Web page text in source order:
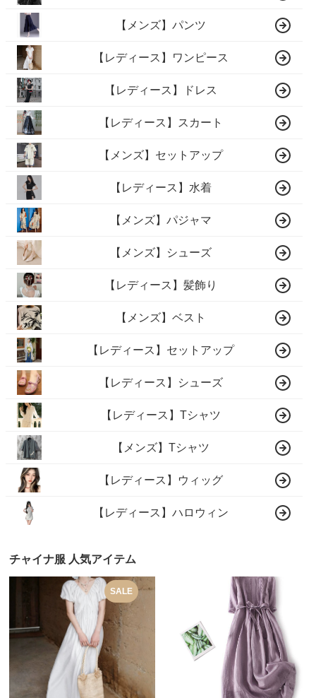
【メンズ】パンツ
【レディース】ワンピース
【レディース】ドレス
【レディース】スカート
【メンズ】セットアップ
【レディース】水着
【メンズ】パジャマ
【メンズ】シューズ
【レディース】髪飾り
【メンズ】ベスト
【レディース】セットアップ
【レディース】シューズ
【レディース】Tシャツ
【メンズ】Tシャツ
【レディース】ウィッグ
【レディース】ハロウィン
チャイナ服 人気アイテム
SALE